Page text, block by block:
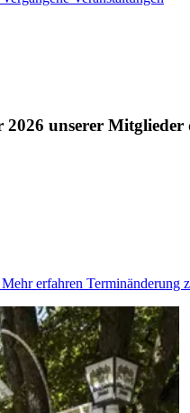
unserer Mitglieder
Mehr erfahren Terminänderung